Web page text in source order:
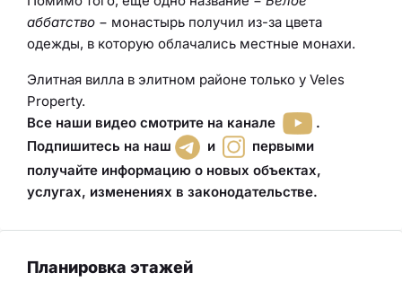
аббатство − монастырь получил из-за цвета
одежды, в которую облачались местные монахи.
Элитная вилла в элитном районе только у Veles
Property.
Все наши видео смотрите на канале
.
Подпишитесь на наш
и
первыми
получайте информацию о новых объектах,
услугах, изменениях в законодательстве.
Планировка этажей